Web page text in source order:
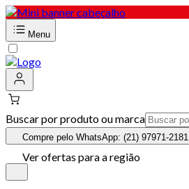
Menu
Buscar por produto ou marca
Compre pelo WhatsApp: (21) 97971-2181
Ver ofertas para a região